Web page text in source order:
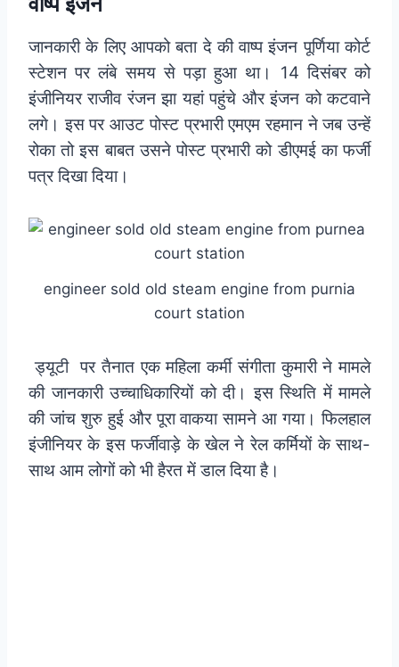
जानकारी के लिए आपको बता दे की वाष्प इंजन पूर्णिया कोर्ट
स्टेशन पर लंबे समय से पड़ा हुआ था। 14 दिसंबर को
इंजीनियर राजीव रंजन झा यहां पहुंचे और इंजन को कटवाने
लगे। इस पर आउट पोस्ट प्रभारी एमएम रहमान ने जब उन्हें
रोका तो इस बाबत उसने पोस्ट प्रभारी को डीएमई का फर्जी
पत्र दिखा दिया।
engineer sold old steam engine from purnia
court station
ड्यूटी पर तैनात एक महिला कर्मी संगीता कुमारी ने मामले
की जानकारी उच्चाधिकारियों को दी। इस स्थिति में मामले
की जांच शुरु हुई और पूरा वाकया सामने आ गया। फिलहाल
इंजीनियर के इस फर्जीवाड़े के खेल ने रेल कर्मियों के साथ-
साथ आम लोगों को भी हैरत में डाल दिया है।